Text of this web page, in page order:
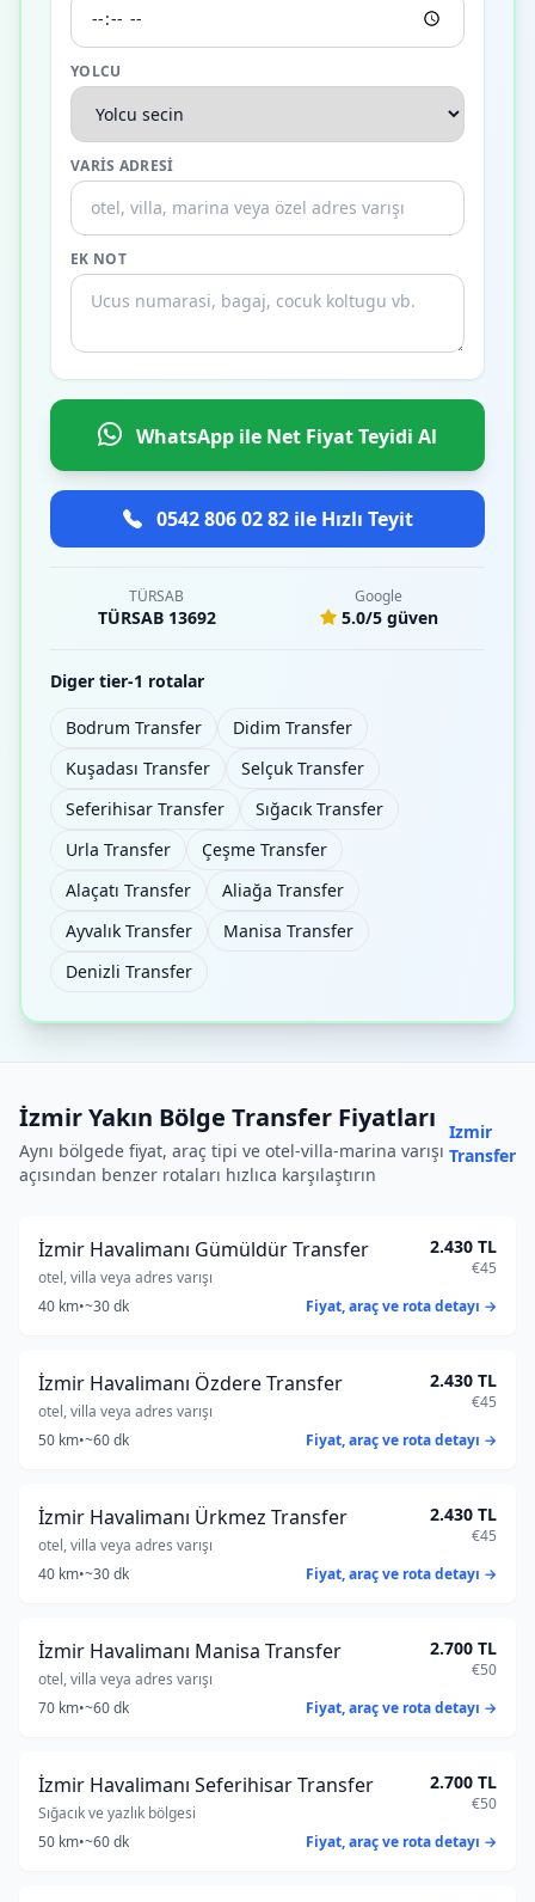
YOLCU
VARIS ADRESI
EK NOT
WhatsApp ile Net Fiyat Teyidi Al
0542 806 02 82 ile Hızlı Teyit
TÜRSAB
TÜRSAB 13692
Google
5.0/5 güven
Diger tier-1 rotalar
Bodrum Transfer
Didim Transfer
Kuşadası Transfer
Selçuk Transfer
Seferihisar Transfer
Sığacık Transfer
Urla Transfer
Çeşme Transfer
Alaçatı Transfer
Aliağa Transfer
Ayvalık Transfer
Manisa Transfer
Denizli Transfer
İzmir Yakın Bölge Transfer Fiyatları
Aynı bölgede fiyat, araç tipi ve otel-villa-marina varışı
açısından benzer rotaları hızlıca karşılaştırın
Izmir
Transfer
İzmir Havalimanı Gümüldür Transfer
otel, villa veya adres varışı
2.430 TL
€45
40 km•~30 dk Fiyat, araç ve rota detayı →
İzmir Havalimanı Özdere Transfer
otel, villa veya adres varışı
2.430 TL
€45
50 km•~60 dk Fiyat, araç ve rota detayı →
İzmir Havalimanı Ürkmez Transfer
otel, villa veya adres varışı
2.430 TL
€45
40 km•~30 dk Fiyat, araç ve rota detayı →
İzmir Havalimanı Manisa Transfer
otel, villa veya adres varışı
2.700 TL
€50
70 km•~60 dk Fiyat, araç ve rota detayı →
İzmir Havalimanı Seferihisar Transfer
Sığacık ve yazlık bölgesi
2.700 TL
€50
50 km•~60 dk Fiyat, araç ve rota detayı →